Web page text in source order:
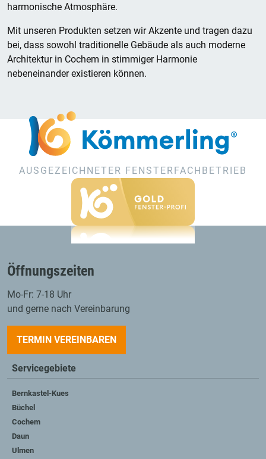
harmonische Atmosphäre.
Mit unseren Produkten setzen wir Akzente und tragen dazu
bei, dass sowohl traditionelle Gebäude als auch moderne
Architektur in Cochem in stimmiger Harmonie
nebeneinander existieren können.
AUSGEZEICHNETER FENSTERFACHBETRIEB
Öffnungszeiten
Mo-Fr: 7-18 Uhr
und gerne nach Vereinbarung
TERMIN VEREINBAREN
Servicegebiete
Bernkastel-Kues
Büchel
Cochem
Daun
Ulmen